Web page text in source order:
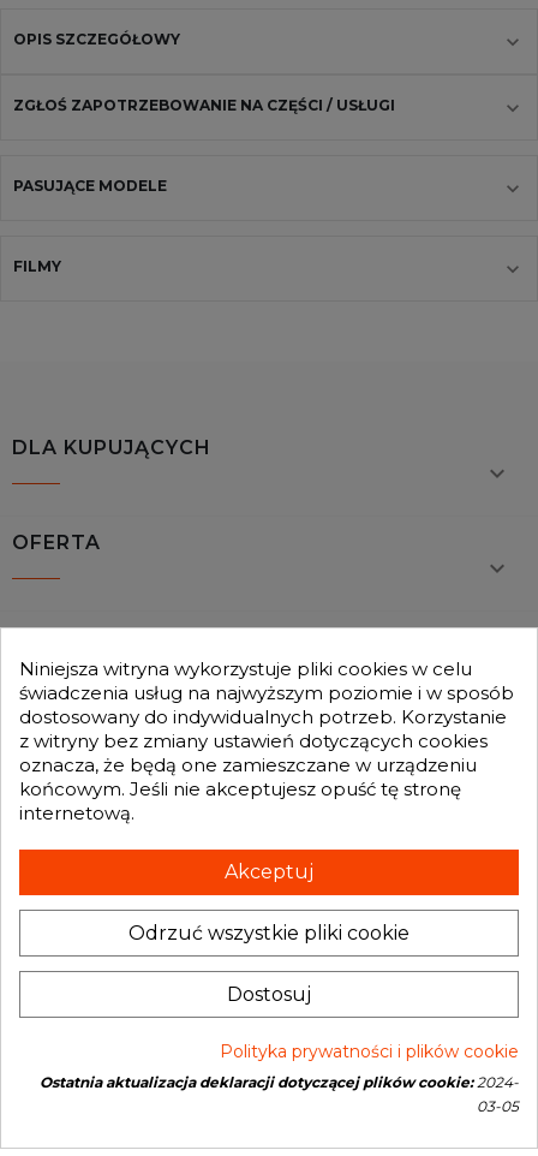
OPIS SZCZEGÓŁOWY
ZGŁOŚ ZAPOTRZEBOWANIE NA CZĘŚCI / USŁUGI
PASUJĄCE MODELE
FILMY
DLA KUPUJĄCYCH

OFERTA

GENESIS TURBO
Otrzymuj informację o nowościach i promocjach wprost do Twojej
INFORMACJA O SKLEPIE
keyboard_arrow_down
Copyright © 2026 Genesis Turbo. All rights reserved
Niniejsza witryna wykorzystuje pliki cookies w celu
świadczenia usług na najwyższym poziomie i w sposób
dostosowany do indywidualnych potrzeb. Korzystanie
z witryny bez zmiany ustawień dotyczących cookies
oznacza, że będą one zamieszczane w urządzeniu
końcowym. Jeśli nie akceptujesz opuść tę stronę
internetową.
Akceptuj
Odrzuć wszystkie pliki cookie
Dostosuj
Polityka prywatności i plików cookie
Ostatnia aktualizacja deklaracji dotyczącej plików cookie:2024-
03-05